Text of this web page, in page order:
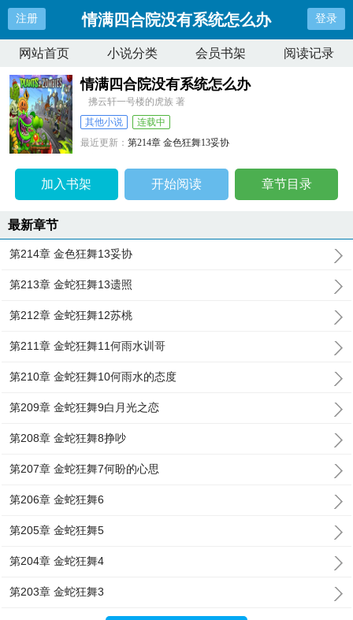
注册 情满四合院没有系统怎么办 登录
网站首页 小说分类 会员书架 阅读记录
情满四合院没有系统怎么办
拂云轩一号楼的虎族 著
其他小说
连载中
最近更新：第214章 金色狂舞13妥协
加入书架 开始阅读 章节目录
最新章节
第214章 金色狂舞13妥协
第213章 金蛇狂舞13遗照
第212章 金蛇狂舞12苏桃
第211章 金蛇狂舞11何雨水训哥
第210章 金蛇狂舞10何雨水的态度
第209章 金蛇狂舞9白月光之恋
第208章 金蛇狂舞8挣吵
第207章 金蛇狂舞7何盼的心思
第206章 金蛇狂舞6
第205章 金蛇狂舞5
第204章 金蛇狂舞4
第203章 金蛇狂舞3